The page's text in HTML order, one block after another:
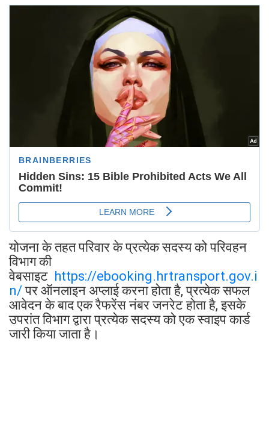
योजना के तहत परिवार के प्रत्येक सदस्य को परिवहन
विभाग की
वेबसाइट https://ebooking.hrtransport.gov.i
n/पर ऑनलाइन अप्लाई करना होता है, प्रत्येक सफल
आवेदन के बाद एक रैफरेंस नंबर जनरेट होता है, इसके
उपरांत विभाग द्वारा प्रत्येक सदस्य को एक स्वाइप कार्ड
जारी किया जाता है।